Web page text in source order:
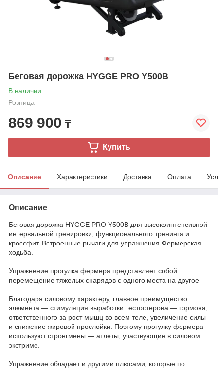
Беговая дорожка HYGGE PRO Y500B
В наличии
Розница
869 900 ₸
Купить
Описание Характеристики Доставка Оплата
Описание
Беговая дорожка HYGGE PRO Y500B для высокоинтенсивной
интервальной тренировки, функционального тренинга и
кроссфит. Встроенные рычаги для упражнения Фермерская
ходьба.⠀
Упражнение прогулка фермера представляет собой
перемещение тяжелых снарядов с одного места на другое.⠀
Благодаря силовому характеру, главное преимущество
элемента — стимуляция выработки тестостерона — гормона,
ответственного за рост мышц во всем теле, увеличение силы
и снижение жировой прослойки. Поэтому прогулку фермера
используют стронгмены — атлеты, участвующие в силовом
экстриме.⠀
Упражнение обладает и другими плюсами, которые по